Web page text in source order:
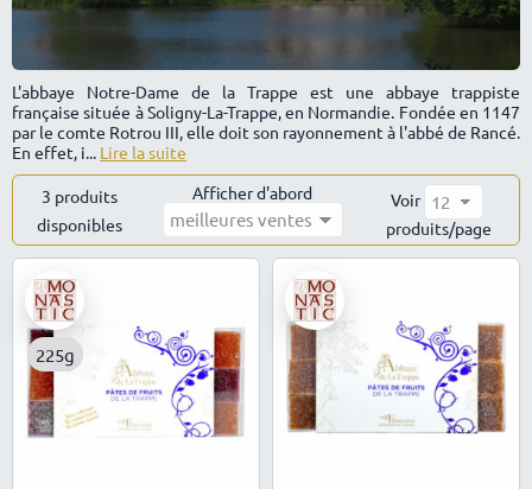
L'abbaye Notre-Dame de la Trappe est une abbaye trappiste
française située à Soligny-La-Trappe, en Normandie. Fondée en 1147
par le comte Rotrou III, elle doit son rayonnement à l'abbé de Rancé.
En effet, i... Lire la suite
3 produits
disponibles
par
Afficher d'abord
Voir
produits/page
225g